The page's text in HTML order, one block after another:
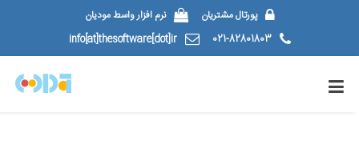
پورتال مشتریان
نرم افزار واسط مودیان
021-82801803
info[at]thesoftware[dot]ir